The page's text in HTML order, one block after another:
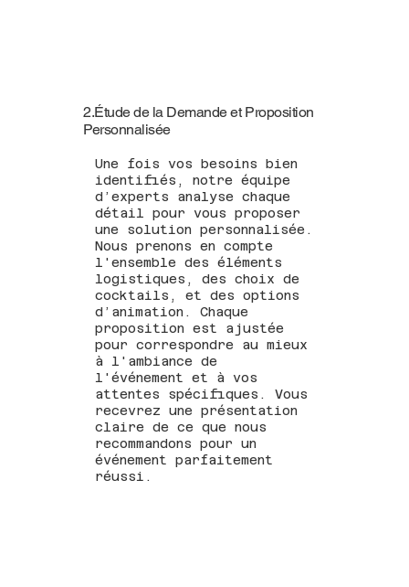
2.Étude de la Demande et Proposition
Personnalisée
Une fois vos besoins bien
identifiés, notre équipe
d’experts analyse chaque
détail pour vous proposer
une solution personnalisée.
Nous prenons en compte
l'ensemble des éléments
logistiques, des choix de
cocktails, et des options
d’animation. Chaque
proposition est ajustée
pour correspondre au mieux
à l'ambiance de
l'événement et à vos
attentes spécifiques. Vous
recevrez une présentation
claire de ce que nous
recommandons pour un
événement parfaitement
réussi.